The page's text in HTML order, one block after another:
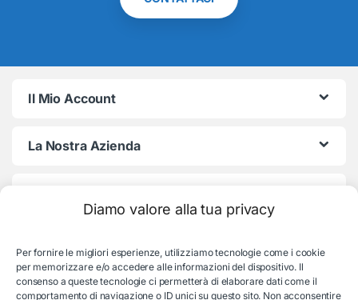
Diamo valore alla tua privacy
Per fornire le migliori esperienze, utilizziamo tecnologie come i cookie
per memorizzare e/o accedere alle informazioni del dispositivo. Il
consenso a queste tecnologie ci permetterà di elaborare dati come il
comportamento di navigazione o ID unici su questo sito. Non acconsentire
Il Mio Account
La Nostra Azienda